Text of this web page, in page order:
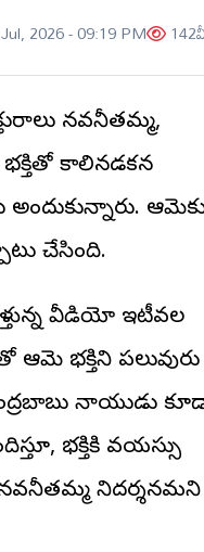
2026 - 09:19 PM 142
నవనీతమ్మ,
కాలినడకన
అందుకున్నారు.
చేసింది.
వీడియో ఇటీవల
భక్తిని పలువురు
నాయుడు
భక్తికి వయస్సు
నవనీతమ్మ నిదర్శనమని